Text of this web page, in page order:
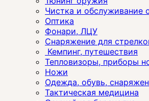
Чистка и обслуживание
Оптика
Фонари, ЛЦУ
Снаряжение для
Кемпинг, путешествия
Тепловизоры, приборы
Ножи
Одежда, обувь,
Тактическая медицина